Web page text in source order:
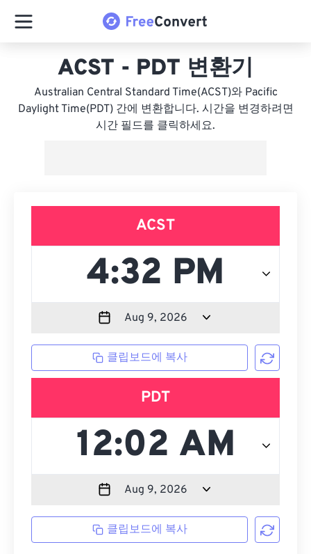
ACST - PDT 변환기
Australian Central Standard Time(ACST)와 Pacific
Daylight Time(PDT) 간에 변환합니다. 시간을 변경하려면
시간 필드를 클릭하세요.
ACST
클립보드에 복사
PDT
클립보드에 복사